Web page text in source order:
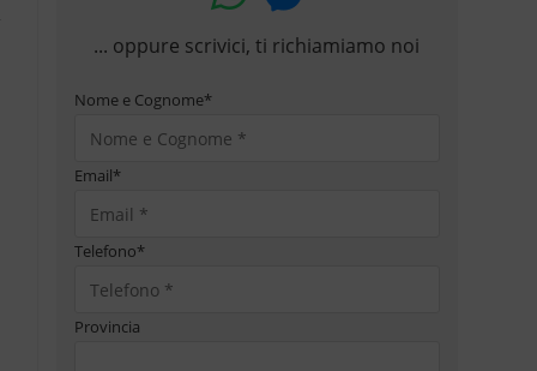
... oppure scrivici, ti richiamiamo noi
Nome e Cognome*
Email*
Telefono*
Provincia